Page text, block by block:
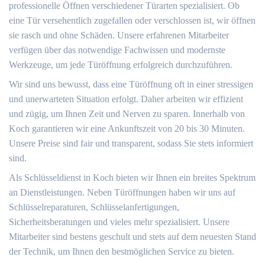
professionelle Öffnen verschiedener Türarten spezialisiert. Ob
eine Tür versehentlich zugefallen oder verschlossen ist, wir öffnen
sie rasch und ohne Schäden. Unsere erfahrenen Mitarbeiter
verfügen über das notwendige Fachwissen und modernste
Werkzeuge, um jede Türöffnung erfolgreich durchzuführen.
Wir sind uns bewusst, dass eine Türöffnung oft in einer stressigen
und unerwarteten Situation erfolgt. Daher arbeiten wir effizient
und zügig, um Ihnen Zeit und Nerven zu sparen. Innerhalb von
Koch garantieren wir eine Ankunftszeit von 20 bis 30 Minuten.
Unsere Preise sind fair und transparent, sodass Sie stets informiert
sind.
Als Schlüsseldienst in Koch bieten wir Ihnen ein breites Spektrum
an Dienstleistungen. Neben Türöffnungen haben wir uns auf
Schlüsselreparaturen, Schlüsselanfertigungen,
Sicherheitsberatungen und vieles mehr spezialisiert. Unsere
Mitarbeiter sind bestens geschult und stets auf dem neuesten Stand
der Technik, um Ihnen den bestmöglichen Service zu bieten.